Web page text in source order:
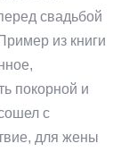
свадьбой
из книги
покорной и
с
для жены